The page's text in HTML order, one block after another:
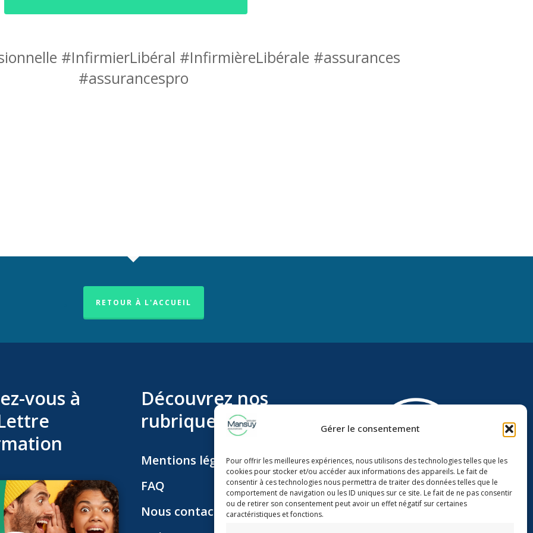
Gérer le consentement
Pour offrir les meilleures expériences, nous utilisons des technologies telles que les
cookies pour stocker et/ou accéder aux informations des appareils. Le fait de
consentir à ces technologies nous permettra de traiter des données telles que le
comportement de navigation ou les ID uniques sur ce site. Le fait de ne pas consentir
ou de retirer son consentement peut avoir un effet négatif sur certaines
caractéristiques et fonctions.
#InfirmierLibéral #InfirmièreLibérale #assurances
#assurancespro
RETOUR À L'ACCUEIL
vous à
Découvrez nos
rubriques
Mentions légales
FAQ
Nous contacter
Groupe Mansuy Assurances